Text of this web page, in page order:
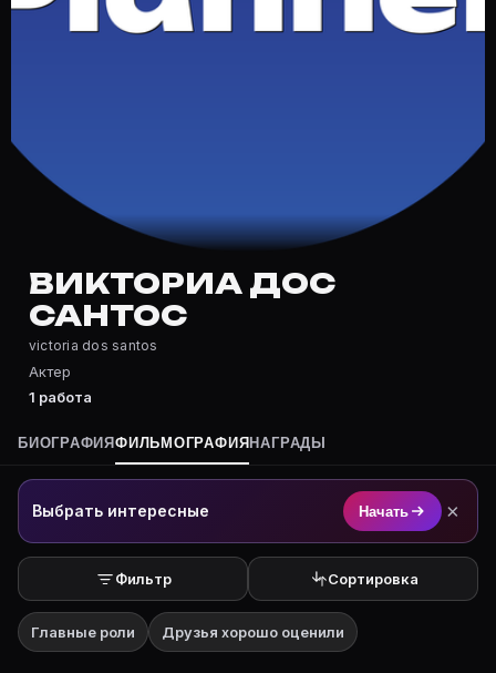
Частые вопросы о Викториа Дос
Полный список — на Movie Planner: https://movie-
Кто такой(ая) Викториа Дос Сантос?
Викториа Дос Сантос — Актриса. Биография и роли
Где открыть фильмографию Викториа Дос Сантос?
На Movie Planner: https://movie-planner.ru/s/
ВИКТОРИА ДОС
САНТОС
victoria dos santos
Актер
1 работа
БИОГРАФИЯФИЛЬМОГРАФИЯ НАГРАДЫ
Выбрать интересные Начать ×
Фильтр Сортировка
Главные роли Друзья хорошо оценили